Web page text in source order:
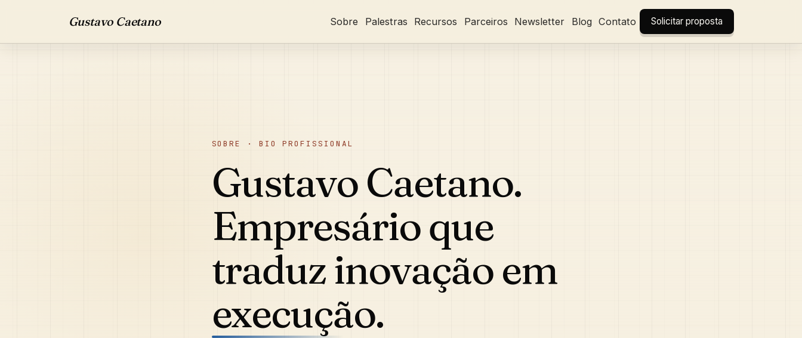
Gustavo Caetano Sobre Palestras Recursos Parceiros Newsletter Blog Contato Solicitar proposta
SOBRE · BIO PROFISSIONAL
Gustavo Caetano.
Empresário que
traduz inovação em
execução.